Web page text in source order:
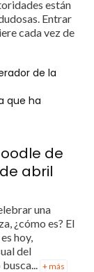
están
Entrar
cada vez de
de la
que ha
de
abril
una
¿cómo es? El
hoy,
del
+ más